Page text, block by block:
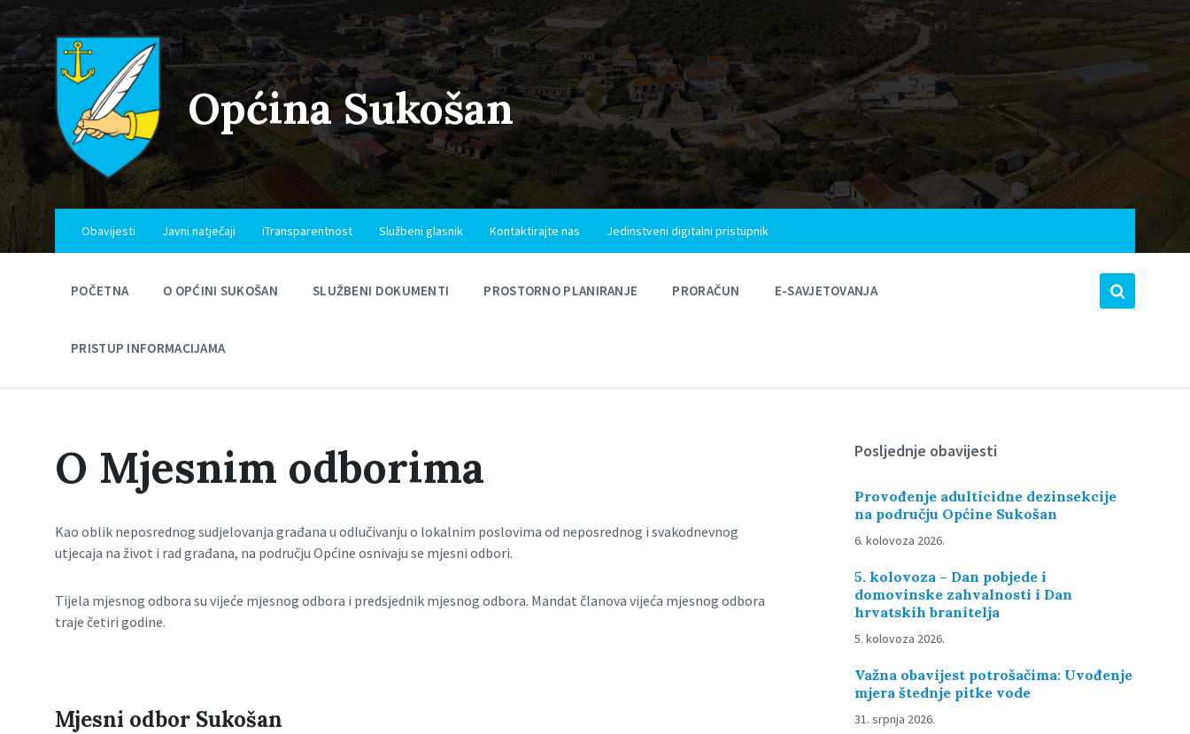
Skip
content
Skip
main
navigation
Skip
footer
Općina Sukošan
Obavijesti Javni natječaji iTransparentnost Službeni glasnik Kontaktirajte nas Jedinstveni digitalni pristupnik
POČETNA O OPĆINI SUKOŠAN SLUŽBENI DOKUMENTI PROSTORNO PLANIRANJE PRORAČUN E-SAVJETOVANJA
PRISTUP INFORMACIJAMA
O Mjesnim odborima
Kao oblik neposrednog sudjelovanja građana u odlučivanju o lokalnim poslovima od neposrednog i svakodnevnog
utjecaja na život i rad građana, na području Općine osnivaju se mjesni odbori.
Tijela mjesnog odbora su vijeće mjesnog odbora i predsjednik mjesnog odbora. Mandat članova vijeća mjesnog odbora
traje četiri godine.
Mjesni odbor Sukošan
Posljednje obavijesti
Provođenje adulticidne dezinsekcije
na području Općine Sukošan
6. kolovoza 2026.
5. kolovoza – Dan pobjede i
domovinske zahvalnosti i Dan
hrvatskih branitelja
5. kolovoza 2026.
Važna obavijest potrošačima: Uvođenje
mjera štednje pitke vode
31. srpnja 2026.